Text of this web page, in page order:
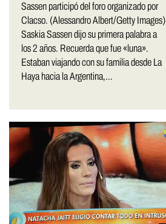
Sassen participó del foro organizado por
Clacso. (Alessandro Albert/Getty Images)
Saskia Sassen dijo su primera palabra a
los 2 años. Recuerda que fue «luna».
Estaban viajando con su familia desde La
Haya hacia la Argentina,...